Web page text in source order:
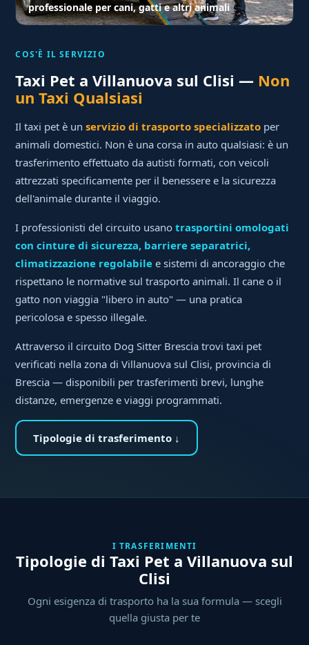
professionale per cani, gatti e altri animali
COS'È IL SERVIZIO
Taxi Pet a Villanuova sul Clisi — Non
un Taxi Qualsiasi
Il taxi pet è unservizio di trasporto specializzato per
animali domestici. Non è una corsa in auto qualsiasi: è un
trasferimento effettuato da autisti formati, con veicoli
attrezzati specificamente per il benessere e la sicurezza
dell'animale durante il viaggio.
I professionisti del circuito usanotrasportini omologati
con cinture di sicurezza, barriere separatrici,
climatizzazione regolabile e sistemi di ancoraggio che
rispettano le normative sul trasporto animali. Il cane o il
gatto non viaggia "libero in auto" — una pratica
pericolosa e spesso illegale.
Attraverso il circuito Dog Sitter Brescia trovi taxi pet
verificati nella zona di Villanuova sul Clisi, provincia di
Brescia — disponibili per trasferimenti brevi, lunghe
distanze, emergenze e viaggi programmati.
Tipologie di trasferimento ↓
I TRASFERIMENTI
Tipologie di Taxi Pet a Villanuova sul
Clisi
Ogni esigenza di trasporto ha la sua formula — scegli
quella giusta per te